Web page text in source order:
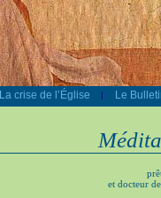
La crise de l’Église | Le
et docteur